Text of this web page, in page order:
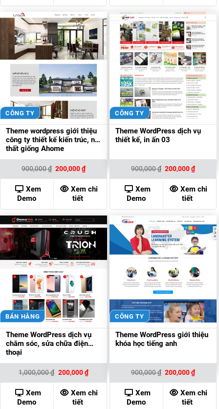
CÔNG TY
Theme wordpress giới thiệu
công ty thiết kế kiến trúc, nội
thất giống Ahome
900,000₫ Giá
là:
900,000 ₫.
200,000₫Giá
hiện
tại
là:
200,000 ₫.
Xem
Demo
Xem chi
tiết
CÔNG TY
Theme WordPress dịch vụ
thiết kế, in ấn 03
900,000₫ Giá
là:
900,000 ₫.
200,000₫Giá
hiện
tại
là:
Xem
Demo
Xem chi
tiết
BÁN HÀNG
Theme WordPress dịch vụ
chăm sóc, sửa chữa điện
thoại
1,000,000₫ Giá
là:
1,000,000 ₫.
200,000₫Giá
hiện
tại
là:
200,000 ₫.
Xem
Demo
Xem chi
tiết
CÔNG TY
Theme WordPress giới thiệu
khóa học tiếng anh
900,000₫ Giá
là:
900,000 ₫.
200,000₫Giá
hiện
tại
là:
Xem
Demo
Xem chi
tiết